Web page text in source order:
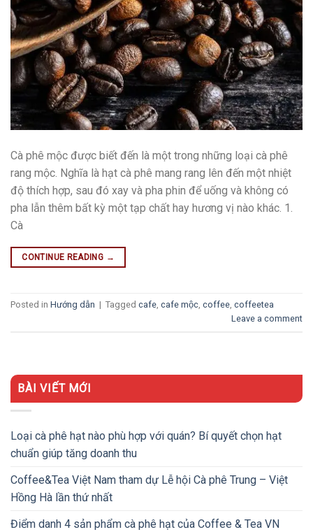
Cà phê mộc được biết đến là một trong những loại cà phê
rang mộc. Nghĩa là hạt cà phê mang rang lên đến một nhiệt
độ thích hợp, sau đó xay và pha phin để uống và không có
pha lẫn thêm bất kỳ một tạp chất hay hương vị nào khác. 1.
Cà
CONTINUE READING →
Posted in Hướng dẫn | Tagged cafe cafe mộc coffee coffeetea
Leave a comment
BÀI VIẾT MỚI
Loại cà phê hạt nào phù hợp với quán? Bí quyết chọn hạt
chuẩn giúp tăng doanh thu
Coffee&Tea Việt Nam tham dự Lễ hội Cà phê Trung – Việt
Hồng Hà lần thứ nhất
Điểm danh 4 sản phẩm cà phê hạt của Coffee & Tea VN